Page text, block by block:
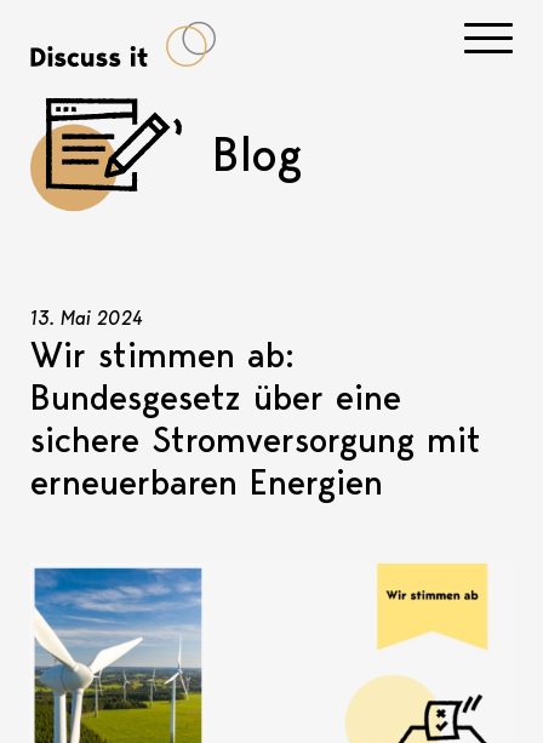
Blog
13. Mai 2024
Wir stimmen ab:
Bundesgesetz über eine
sichere Stromversorgung mit
erneuerbaren Energien